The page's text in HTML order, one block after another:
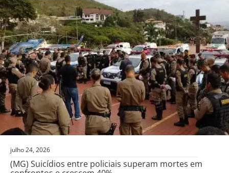
julho 24, 2026
(MG) Suicídios entre policiais superam mortes em